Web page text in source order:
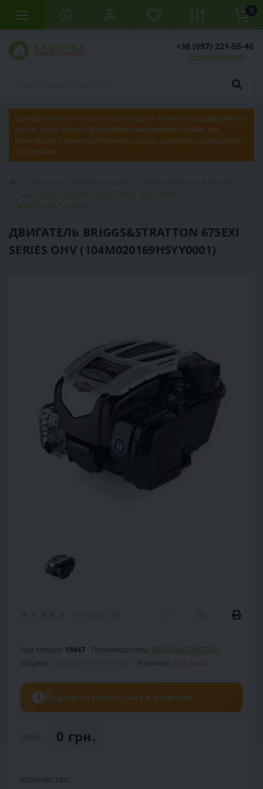
0
+38 (097) 221-55-40
Заказать звонок
Шановні клієнти та партнери! Якщо ви не можете додзвонитися
до нас, будь ласка, оформляйте замовлення онлайн, ми
зв'яжемося з вами найближчим часом. Дякуємо за розуміння
та терпіння!
Двигатель Briggs&Stratton 675EXi Series OHV
(104M020169H5YY0001)
ДВИГАТЕЛЬ BRIGGS&STRATTON 675EXI
SERIES OHV (104M020169H5YY0001)
(0)
Код товара: 19447 Производитель: BRIGGS&STRATTON
Модель:
Наличие: Под заказ
Под заказ (сейчас нет в наличии)
0 грн.
Количество: